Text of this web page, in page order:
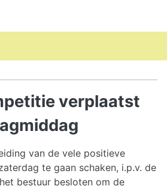
verplaatst
van de vele positieve
te gaan schaken, i.p.v. de
bestuur besloten om de